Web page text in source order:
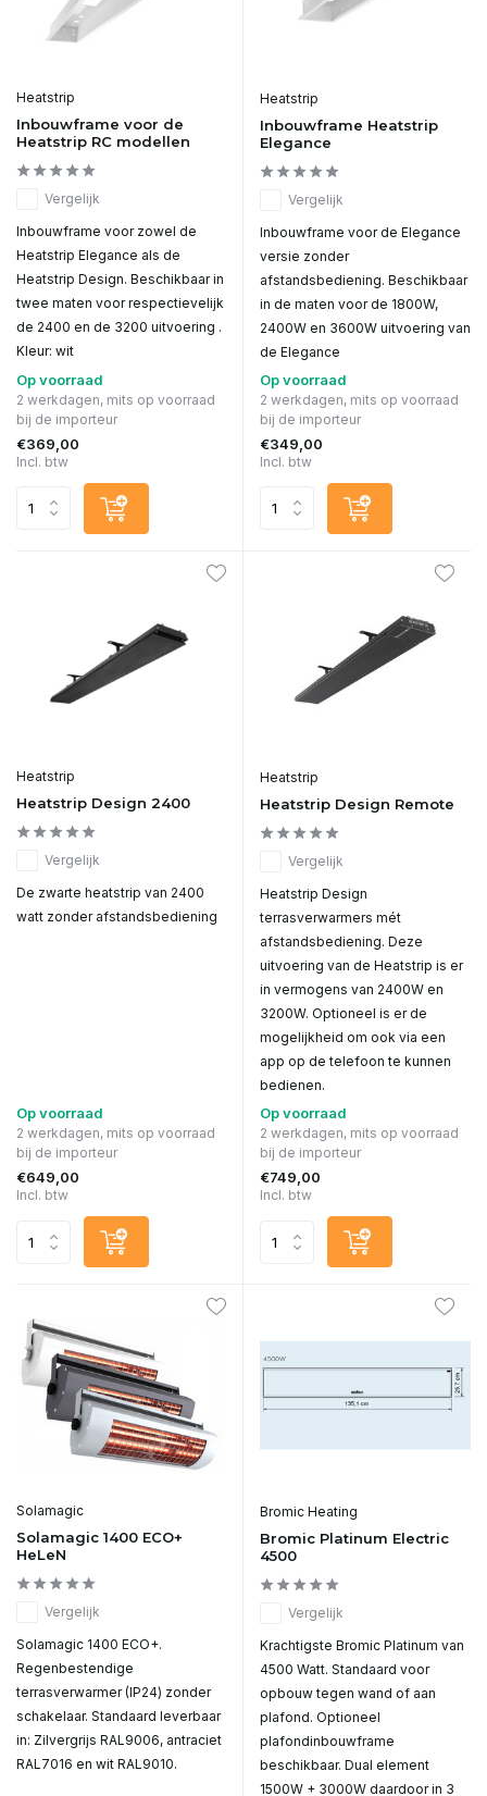
Heatstrip
Inbouwframe voor de
Heatstrip RC modellen
Vergelijk
Inbouwframe voor zowel de
Heatstrip Elegance als de
Heatstrip Design. Beschikbaar in
twee maten voor respectievelijk
de 2400 en de 3200 uitvoering .
Kleur: wit
Op voorraad
2 werkdagen, mits op voorraad
bij de importeur
€369,00
Incl. btw
Heatstrip
Inbouwframe Heatstrip
Elegance
Vergelijk
Inbouwframe voor de Elegance
versie zonder
afstandsbediening. Beschikbaar
in de maten voor de 1800W,
2400W en 3600W uitvoering van
de Elegance
Op voorraad
2 werkdagen, mits op voorraad
bij de importeur
€349,00
Incl. btw
Heatstrip
Heatstrip Design 2400
Vergelijk
De zwarte heatstrip van 2400
watt zonder afstandsbediening
Op voorraad
2 werkdagen, mits op voorraad
bij de importeur
€649,00
Incl. btw
Heatstrip
Heatstrip Design Remote
Vergelijk
Heatstrip Design
terrasverwarmers mét
afstandsbediening. Deze
uitvoering van de Heatstrip is er
in vermogens van 2400W en
3200W. Optioneel is er de
mogelijkheid om ook via een
app op de telefoon te kunnen
bedienen.
Op voorraad
2 werkdagen, mits op voorraad
bij de importeur
€749,00
Incl. btw
Solamagic
Solamagic 1400 ECO+
HeLeN
Vergelijk
Solamagic 1400 ECO+.
Regenbestendige
terrasverwarmer (IP24) zonder
schakelaar. Standaard leverbaar
in: Zilvergrijs RAL9006, antraciet
RAL7016 en wit RAL9010.
Bromic Heating
Bromic Platinum Electric
4500
Vergelijk
Krachtigste Bromic Platinum van
4500 Watt. Standaard voor
opbouw tegen wand of aan
plafond. Optioneel
plafondinbouwframe
beschikbaar. Dual element
1500W + 3000W daardoor in 3